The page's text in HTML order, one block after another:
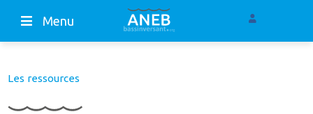
Menu
Les ressources